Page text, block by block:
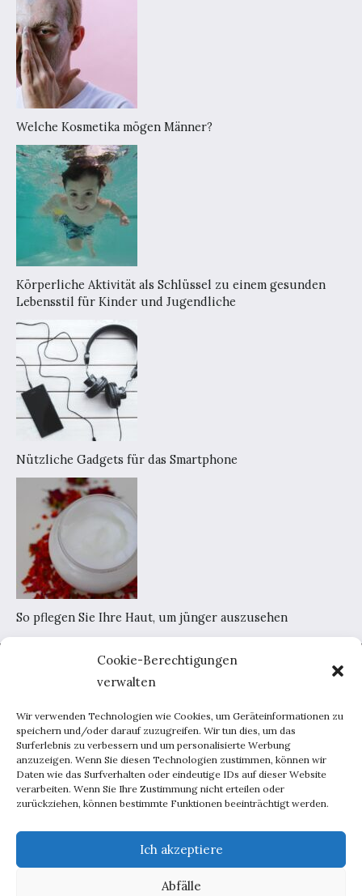
Cookie-Berechtigungen
verwalten
Wir verwenden Technologien wie Cookies, um Geräteinformationen zu
speichern und/oder darauf zuzugreifen. Wir tun dies, um das
Surferlebnis zu verbessern und um personalisierte Werbung
anzuzeigen. Wenn Sie diesen Technologien zustimmen, können wir
Daten wie das Surfverhalten oder eindeutige IDs auf dieser Website
verarbeiten. Wenn Sie Ihre Zustimmung nicht erteilen oder
zurückziehen, können bestimmte Funktionen beeinträchtigt werden.
Ich akzeptiere
Abfälle
Welche Kosmetika mögen Männer?
Körperliche Aktivität als Schlüssel zu einem gesunden
Lebensstil für Kinder und Jugendliche
Nützliche Gadgets für das Smartphone
So pflegen Sie Ihre Haut, um jünger auszusehen
Home
Portal-Werbung
Kontakt
Haus und Garten
Beratung
Inspirationen
Männchen